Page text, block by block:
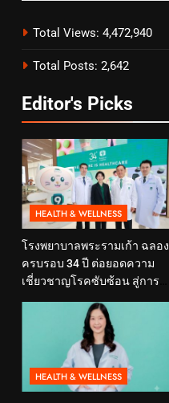
Total Views: 4,472,940
Total Posts: 2,642
Editor's Picks
HEALTH & WELLNESS
โรงพยาบาลพระรามเก้า ฉลอง
ครบรอบ 34 ปี ต่อยอดความ
เชี่ยวชาญโรคซับซ้อน สู่การ
โจทย์ไลฟ์สไตล์ ภายใต้แนวคิด
“SELF-CARE IS HEALTHCARE”
HEALTH & WELLNESS